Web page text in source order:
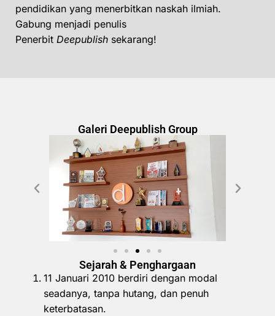
pendidikan yang menerbitkan naskah ilmiah.
Gabung menjadi penulis
Penerbit Deepublish sekarang!
Galeri Deepublish Group
Sejarah & Penghargaan
11 Januari 2010 berdiri dengan modal
seadanya, tanpa hutang, dan penuh
keterbatasan.